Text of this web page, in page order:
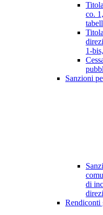
co.
1-
Sanzioni
di
Rendiconti